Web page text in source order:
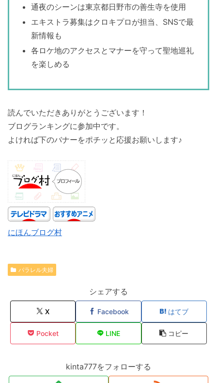
通夜のシーンは東京都日野市の善生寺を使用
エキストラ募集はクロキプロが担当、SNSで最
新情報も
各ロケ地のアクセスとマナーを守って聖地巡礼
を楽しめる
読んでいただきありがとうございます！
ブログランキングに参加中です。
よければ下のバナーをポチッと応援お願いします♪
にほんブログ村
パラレル夫婦
シェアする
X Facebook はてブ
Pocket LINE コピー
kinta777をフォローする